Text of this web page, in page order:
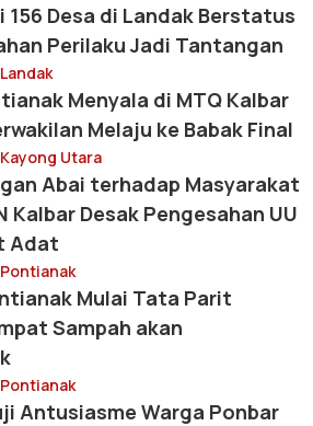
156 Desa di Landak Berstatus
Perilaku Jadi Tantangan
Landak
Menyala di MTQ Kalbar
Melaju ke Babak Final
Kayong Utara
Abai terhadap Masyarakat
Kalbar Desak Pengesahan UU
Adat
Pontianak
Mulai Tata Parit
Sampah akan
Pontianak
Antusiasme Warga Ponbar